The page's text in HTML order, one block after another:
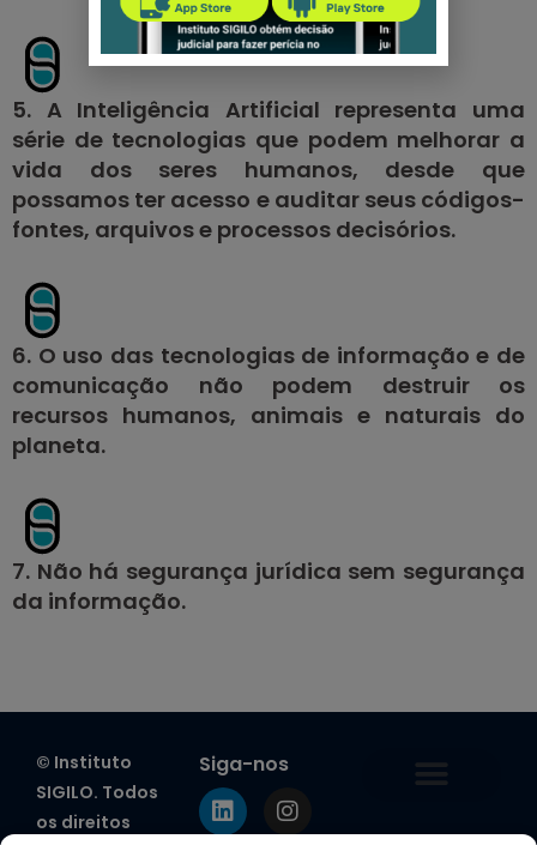
5. A Inteligência Artificial representa uma
série de tecnologias que podem melhorar a
vida dos seres humanos, desde que
possamos ter acesso e auditar seus códigos-
fontes, arquivos e processos decisórios.
6. O uso das tecnologias de informação e de
comunicação não podem destruir os
recursos humanos, animais e naturais do
planeta.
7. Não há segurança jurídica sem segurança
da informação.
© Instituto
SIGILO. Todos
os direitos
Siga-nos